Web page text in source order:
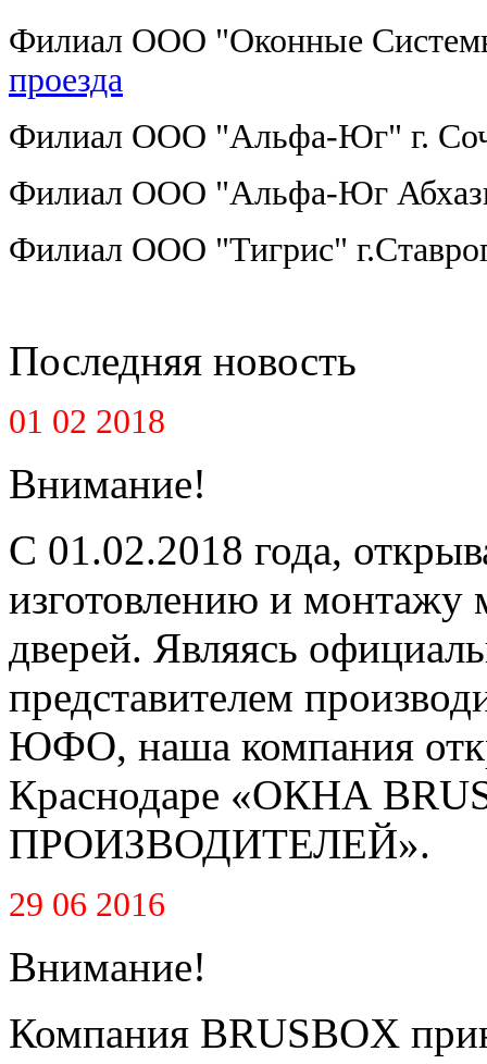
Филиал ООО "Оконные
проезда
Филиал ООО "Альфа-Юг" г.
Филиал ООО "Альфа-Юг
Филиал ООО "Тигрис"
Последняя новость
01 02 2018
Внимание!
С 01.02.2018 года,
изготовлению и монтажу
дверей. Являясь
представителем
ЮФО, наша компания
Краснодаре «ОКНА
ПРОИЗВОДИТЕЛЕЙ».
29 06 2016
Внимание!
Компания BRUSBOX